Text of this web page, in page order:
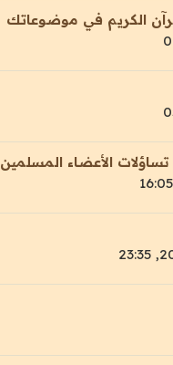
الكريم في موضوعاتك
الأعضاء المسلمين